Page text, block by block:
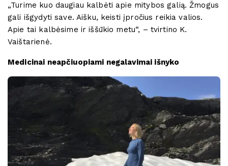
„Turime kuo daugiau kalbėti apie mitybos galią. Žmogus
gali išgydyti save. Aišku, keisti įpročius reikia valios.
Apie tai kalbėsime ir iššūkio metu“, – tvirtino K.
Vaištarienė.
Medicinai neapčiuopiami negalavimai išnyko